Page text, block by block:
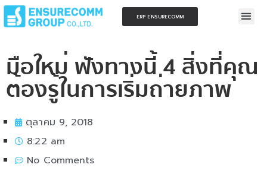
ERP ENSURECOMM
มือใหม่ ฟังทางนี้ 4 สิ่งที่คุณ
ต้องรู้ในการเริ่มถ่ายภาพ
ตุลาคม 9, 2018
8:22 am
No Comments